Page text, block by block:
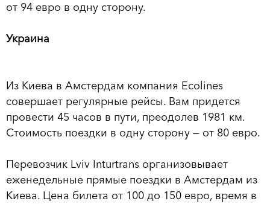
от 94 евро в одну сторону.
Украина
Из Киева в Амстердам компания Ecolines
совершает регулярные рейсы. Вам придется
провести 45 часов в пути, преодолев 1981 км.
Стоимость поездки в одну сторону — от 80 евро.
Перевозчик Lviv Inturtrans организовывает
еженедельные прямые поездки в Амстердам из
Киева. Цена билета от 100 до 150 евро, время в